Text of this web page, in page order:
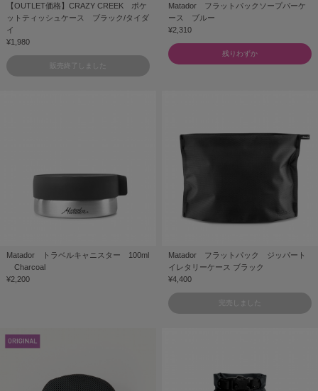
【OUTLET価格】CRAZY CREEK ポケ
ットティッシュケース ブラック/タイダ
イ
¥1,980
販売終了しました
Matador フラットパックソープバーケ
ース ブルー
¥2,310
残りわずか
Matador トラベルキャニスター 100ml
Charcoal
¥2,200
Matador フラットパック ジッパート
イレタリーケース ブラック
¥4,400
完売しました